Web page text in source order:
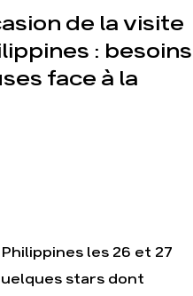
Mode : une
destructrice
Gaz au
thématiques
de la visite
: besoins
face à la
les 26 et 27
stars dont